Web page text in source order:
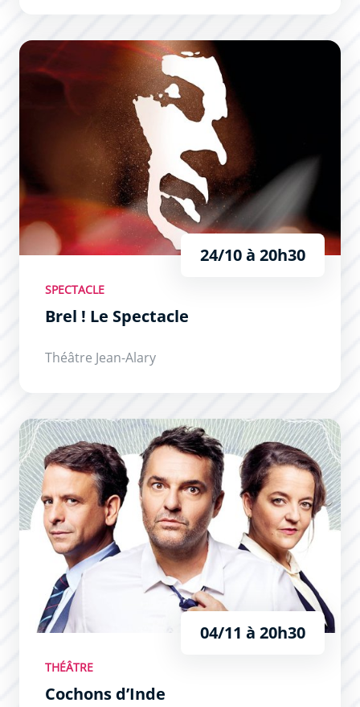
Brel ! Le Spectacle
24/10 à 20h30
SPECTACLE
Brel ! Le Spectacle
Théâtre Jean-Alary
Cochons d’Inde
04/11 à 20h30
THÉÂTRE
Cochons d’Inde